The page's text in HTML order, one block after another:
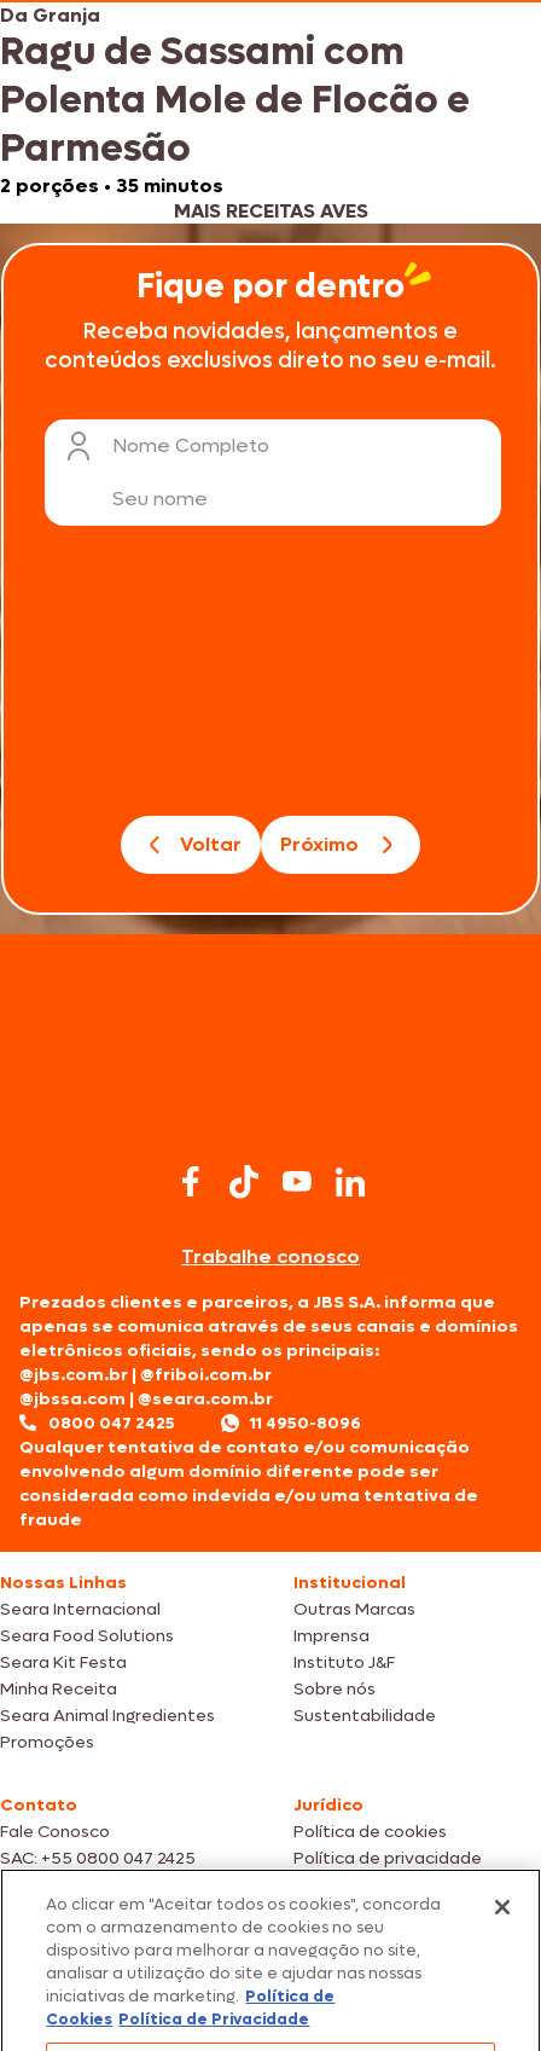
Da Granja
Ragu de Sassami com
Polenta Mole de Flocão e
Parmesão
2 porções • 35 minutos
MAIS RECEITAS AVES
Fique por dentro
Receba novidades, lançamentos e
conteúdos exclusivos direto no seu e-mail.
Nome Completo
Voltar Próximo
Trabalhe conosco
Prezados clientes e parceiros, a JBS S.A. informa que
apenas se comunica através de seus canais e domínios
eletrônicos oficiais, sendo os principais:
@jbs.com.br |@friboi.com.br
@jbssa.com |@seara.com.br
0800 047 2425
11 4950-8096
Qualquer tentativa de contato e/ou comunicação
envolvendo algum domínio diferente pode ser
considerada como indevida e/ou uma tentativa de
fraude
Nossas Linhas
Seara Internacional
Seara Food Solutions
Seara Kit Festa
Minha Receita
Seara Animal Ingredientes
Promoções
Institucional
Outras Marcas
Imprensa
Instituto J&F
Sobre nós
Sustentabilidade
Contato
Fale Conosco
SAC: +55 0800 047 2425
Jurídico
Política de cookies
Política de privacidade
Fotos meramente ilustrativas | Ofertas válidas enquanto durarem os
estoques dos nossos parceiros | Vendas sujeitas a análise e confirmação
de dados.
Os preços, promoções e condições de pagamento são válidos
exclusivamente para compras efetuadas em nossos parceiros.
Todos os produtos estão sujeitos a disponibilidade de estoque.
Ao clicar em "Aceitar todos os cookies", concorda
com o armazenamento de cookies no seu
dispositivo para melhorar a navegação no site,
analisar a utilização do site e ajudar nas nossas
iniciativas de marketing. Política de
Cookies Política de Privacidade